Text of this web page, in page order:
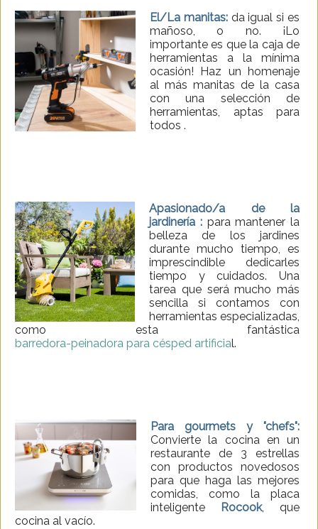
El/La manitas:da igual si es
mañoso, o no. ¡Lo
importante es que la caja de
herramientas a la mínima
ocasión! Haz un homenaje
al más manitas de la casa
con una selección de
herramientas, aptas para
todos .
Apasionado/a de la
jardinería :para mantener la
belleza de los jardines
durante mucho tiempo, es
imprescindible dedicarles
tiempo y cuidados. Una
tarea que será mucho más
sencilla si contamos con
herramientas especializadas,
como esta fantástica
barredora-peinadora para césped artificial.
Para gourmets y "chefs":
Convierte la cocina en un
restaurante de 3 estrellas
con productos novedosos
para que haga las mejores
comidas, como la placa
inteligente
Rocook, que
cocina al vacío.